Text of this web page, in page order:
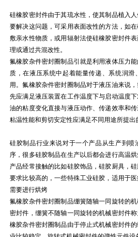
硅橡胶密封件由于其琉水性，使其制品植入人
要解决这问题，可采用表面改性的方法，如
敷亲水性物质，或用辐射法使硅橡胶密封件
理或通过共混改性。
氟橡胶杂件密封圈制品引就是利用液体压力
质，在液压系统中起着能量传递、系统润滑
用。氟橡胶杂件密封圈制品对于液压油来说
先应满足液压装置在工作温度下与启动温度
油的粘度变化直接与液压动作、传递效率和
粘温性能和剪切安定性应满足不同用途所提出
硅胶制品行业来说对于一个产品从生产到喷
序，很多硅胶制品在生产以后都会进行高温
产品经常接触的比如硅胶饰品，硅胶厨具，
要求比较高的，一些特殊工业硅胶，适用于
需要进行烘烤
氟橡胶杂件密封圈制品绷簧随轴一同旋转的
密封件，绷簧不随轴一同旋转的机械密封件
橡胶杂件密封圈制品由于停止式机械密封件